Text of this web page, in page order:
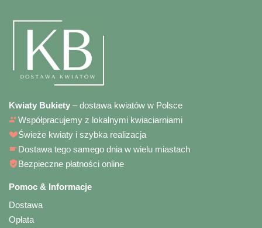
Kwiaty Bukiety – dostawa kwiatów w Polsce
Współpracujemy z lokalnymi kwiaciarniami
Świeże kwiaty i szybka realizacja
Dostawa tego samego dnia w wielu miastach
Bezpieczne płatności online
Pomoc & Informacje
Dostawa
Opłata